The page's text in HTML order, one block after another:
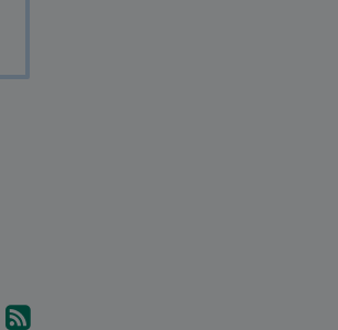
Pretplati se na komentare